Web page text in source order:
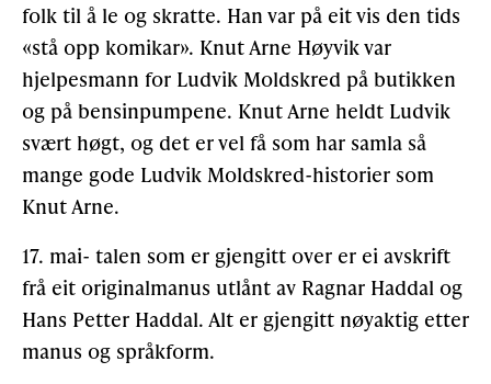
folk til å le og skratte. Han var på eit vis den tids
«stå opp komikar». Knut Arne Høyvik var
hjelpesmann for Ludvik Moldskred på butikken
og på bensinpumpene. Knut Arne heldt Ludvik
svært høgt, og det er vel få som har samla så
mange gode Ludvik Moldskred-historier som
Knut Arne.
17. mai- talen som er gjengitt over er ei avskrift
frå eit originalmanus utlånt av Ragnar Haddal og
Hans Petter Haddal. Alt er gjengitt nøyaktig etter
manus og språkform.